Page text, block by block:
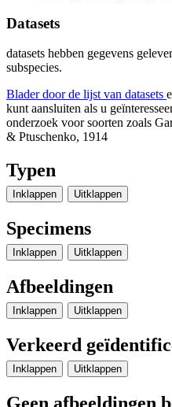
Datasets
datasets hebben gegevens
subspecies.
Blader door de lijst van datasets
kunt aansluiten als u
onderzoek voor soorten zoals
& Ptuschenko, 1914
Typen
Inklappen Uitklappen
Specimens
Inklappen Uitklappen
Afbeeldingen
Inklappen Uitklappen
Verkeerd
Inklappen Uitklappen